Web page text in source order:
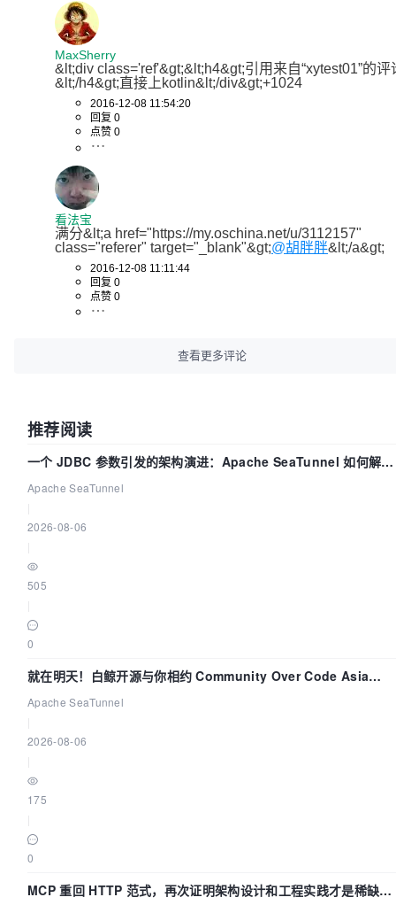
MaxSherry
&lt;div class='ref'&gt;&lt;h4&gt;引用来自“xytest01”的评
&lt;/h4&gt;直接上kotlin&lt;/div&gt;+1024
2016-12-08 11:54:20
回复 0
点赞 0
看法宝
满分&lt;a href="https://my.oschina.net/u/3112157"
class="referer" target="_blank"&gt;@胡胖胖&lt;/a&gt;
2016-12-08 11:11:44
回复 0
点赞 0
查看更多评论
推荐阅读
一个 JDBC 参数引发的架构演进：Apache SeaTunnel 如何解决
数据同步中的“定时 Flush”难题
Apache SeaTunnel
2026-08-06
505
0
就在明天！白鲸开源与你相约 Community Over Code Asia
2026 主题演讲！
Apache SeaTunnel
2026-08-06
175
0
MCP 重回 HTTP 范式，再次证明架构设计和工程实践才是稀缺资